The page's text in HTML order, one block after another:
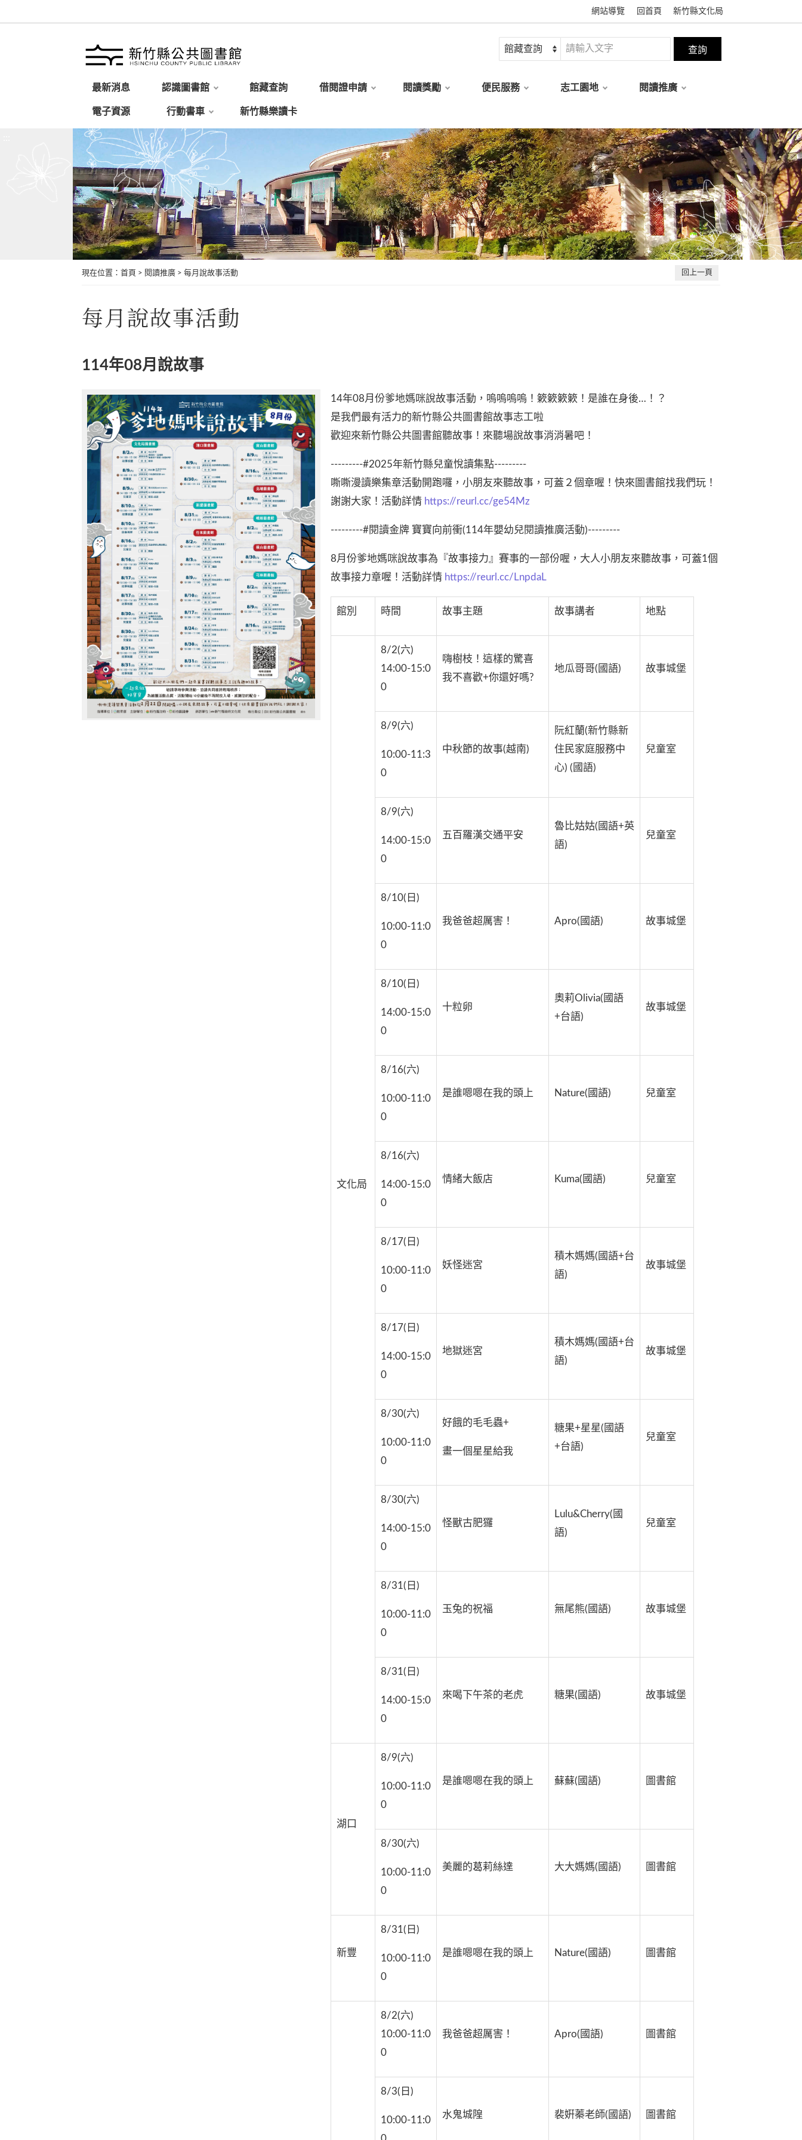
網站導覽 回首頁 新竹縣文化局
最新消息 認識圖書館 館藏查詢 借閱證申請 閱讀獎勵 便民服務 志工園地 閱讀推廣
電子資源 行動書車 新竹縣樂讀卡
現在位置 ： 首頁 > 閱讀推廣 > 每月說故事活動 回上一頁
每月說故事活動
114年08月說故事
14年08月份爹地媽咪說故事活動，嗚嗚嗚嗚！簌簌簌簌！是誰在身後…！？
是我們最有活力的新竹縣公共圖書館故事志工啦
歡迎來新竹縣公共圖書館聽故事！來聽場說故事消消暑吧！
---------#2025年新竹縣兒童悅讀集點---------
嘶嘶漫讀樂集章活動開跑囉，小朋友來聽故事，可蓋２個章喔！快來圖書館找我們玩！
謝謝大家！活動詳情 https://reurl.cc/ge54Mz
---------#閱讀金牌 寶寶向前衝(114年嬰幼兒閱讀推廣活動)---------
8月份爹地媽咪說故事為『故事接力』賽事的一部份喔，大人小朋友來聽故事，可蓋1個
故事接力章喔！活動詳情 https://reurl.cc/LnpdaL
館別 時間 故事主題 故事講者 地點
文化局
8/2(六)
14:00-15:0
0
嗨樹枝！這樣的驚喜
我不喜歡+你還好嗎?
地瓜哥哥(國語) 故事城堡
8/9(六)
10:00-11:3
0
中秋節的故事(越南)
阮紅蘭(新竹縣新
住民家庭服務中
心) (國語)
兒童室
8/9(六)
14:00-15:0
0
五百羅漢交通平安
魯比姑姑(國語+英
語)
兒童室
8/10(日)
10:00-11:0
0
我爸爸超厲害！ Apro(國語) 故事城堡
8/10(日)
14:00-15:0
0
十粒卵
奧莉Olivia(國語
+台語)
故事城堡
8/16(六)
10:00-11:0
0
是誰嗯嗯在我的頭上 Nature(國語) 兒童室
8/16(六)
14:00-15:0
0
情緒大飯店 Kuma(國語) 兒童室
8/17(日)
10:00-11:0
0
妖怪迷宮
積木媽媽(國語+台
語)
故事城堡
8/17(日)
14:00-15:0
0
地獄迷宮
積木媽媽(國語+台
語)
故事城堡
8/30(六)
10:00-11:0
0
好餓的毛毛蟲+
畫一個星星給我
糖果+星星(國語
+台語)
兒童室
8/30(六)
14:00-15:0
0
怪獸古肥玀
Lulu&Cherry(國
語)
兒童室
8/31(日)
10:00-11:0
0
玉兔的祝福 無尾熊(國語) 故事城堡
8/31(日)
14:00-15:0
0
來喝下午茶的老虎 糖果(國語) 故事城堡
湖口
8/9(六)
10:00-11:0
0
是誰嗯嗯在我的頭上 蘇蘇(國語) 圖書館
8/30(六)
10:00-11:0
0
美麗的葛莉絲達 大大媽媽(國語) 圖書館
新豐
8/31(日)
10:00-11:0
0
是誰嗯嗯在我的頭上 Nature(國語) 圖書館
8/2(六)
10:00-11:0
0
我爸爸超厲害！ Apro(國語) 圖書館
8/3(日)
10:00-11:0
水鬼城隍 裴姸蓁老師(國語) 圖書館